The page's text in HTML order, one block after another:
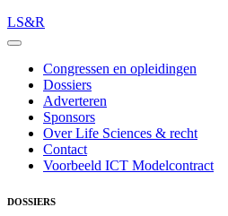
LS&R
Congressen en opleidingen
Dossiers
Adverteren
Sponsors
Over Life Sciences & recht
Contact
Voorbeeld ICT Modelcontract
DOSSIERS